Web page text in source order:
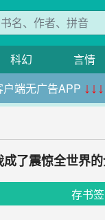
科幻 言情
端无广告APP ↓↓↓
了震惊全世界的
存书签